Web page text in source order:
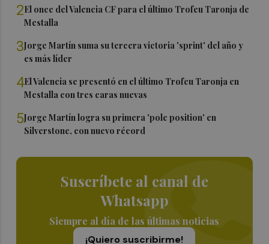
2El once del Valencia CF para el último Trofeu Taronja de
Mestalla
3Jorge Martín suma su tercera victoria 'sprint' del año y
es más líder
4El Valencia se presentó en el último Trofeu Taronja en
Mestalla con tres caras nuevas
5Jorge Martín logra su primera 'pole position' en
Silverstone, con nuevo récord
Suscríbete al canal de
Whatsapp
Siempre al día de las últimas noticias
¡Quiero suscribirme!